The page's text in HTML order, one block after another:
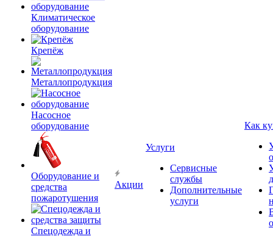
Климатическое
оборудование
Крепёж
Металлопродукция
Насосное
оборудование
Оборудование и
средства
пожаротушения
Спецодежда и
Акции
Услуги
Сервисные
службы
Дополнительные
услуги
Как